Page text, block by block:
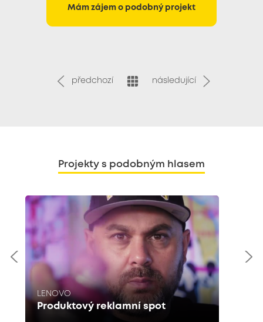
Mám zájem o podobný projekt
předchozí následující
Projekty s podobným hlasem
LENOVO
Produktový reklamní spot